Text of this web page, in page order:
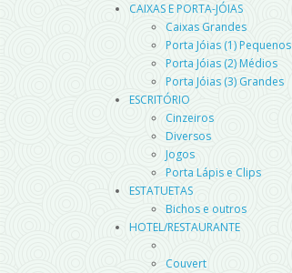
CAIXAS E PORTA-JÓIAS
Caixas Grandes
Porta Jóias (1) Pequenos
Porta Jóias (2) Médios
Porta Jóias (3) Grandes
ESCRITÓRIO
Cinzeiros
Diversos
Jogos
Porta Lápis e Clips
ESTATUETAS
Bichos e outros
HOTEL/RESTAURANTE
Couvert